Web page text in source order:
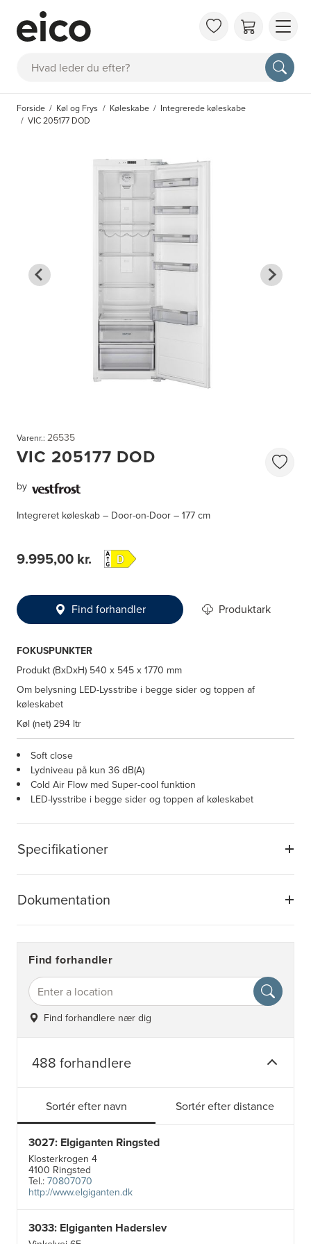
Søg
OM
FAQ
Forside Køl og Frys Køleskabe
Integrerede køleskabe
VIC 205177 DOD
Specifikationer
Dokumentation
Varenr.: 26535
VIC 205177 DOD
by
Integreret køleskab – Door-on-Door – 177 cm
9.995,00 kr.
Find forhandler Produktark
FOKUSPUNKTER
Produkt (BxDxH) 540 x 545 x 1770 mm
Om belysning LED-Lysstribe i begge sider og toppen af
køleskabet
Køl (net)294 ltr
Soft close
Lydniveau på kun 36 dB(A)
Cold Air Flow med Super-cool funktion
LED-lysstribe i begge sider og toppen af køleskabet
Find forhandler
Find forhandlere nær dig
488 forhandlere
Sortér efter navn Sortér efter distance
3027: Elgiganten Ringsted
Klosterkrogen 4
4100 Ringsted
Tel.:70807070
http://www.elgiganten.dk
3033: Elgiganten Haderslev